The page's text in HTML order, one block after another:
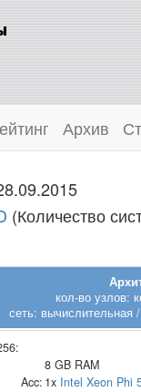
Архив
(Количество
кол-во узлов:
сеть: вычислительная
8 GB RAM
Acc: 1x Intel Xeon Phi